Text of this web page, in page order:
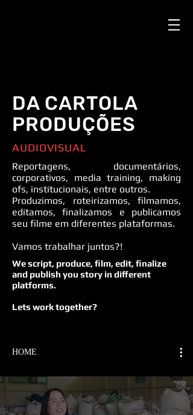
DA CARTOLA
PRODUÇÕES
AUDIOVISUAL
Reportagens, documentários,
corporativos, media training, making
ofs, institucionais, entre outros.
Produzimos, roteirizamos, filmamos,
editamos, finalizamos e publicamos
seu filme em diferentes plataformas.
​​Vamos trabalhar juntos?!
We script, produce, film, edit, finalize
and publish you story in different
platforms.
Lets work together?
HOME